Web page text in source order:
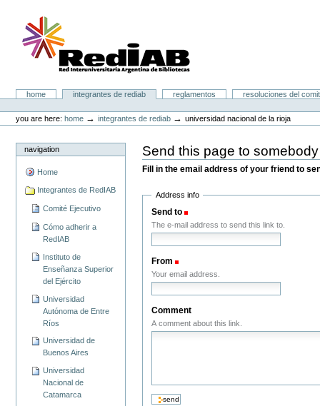
content.
Portal RedIAB
Sectionshome integrantes de rediab reglamentos
resoluciones del
tools
you are here: home →integrantes de rediab →universidad nacional de la rioja
navigation
Home
Integrantes de RedIAB
Comité Ejecutivo
Cómo adherir a
RedIAB
Instituto de
Enseñanza Superior
del Ejército
Universidad
Autónoma de Entre
Ríos
Universidad de
Buenos Aires
Universidad
Nacional de
Catamarca
Send this page to somebody
Fill in the email address of your friend to
Address info
Send to
The e-mail address to send this link to.
From
Your email address.
Comment
A comment about this link.